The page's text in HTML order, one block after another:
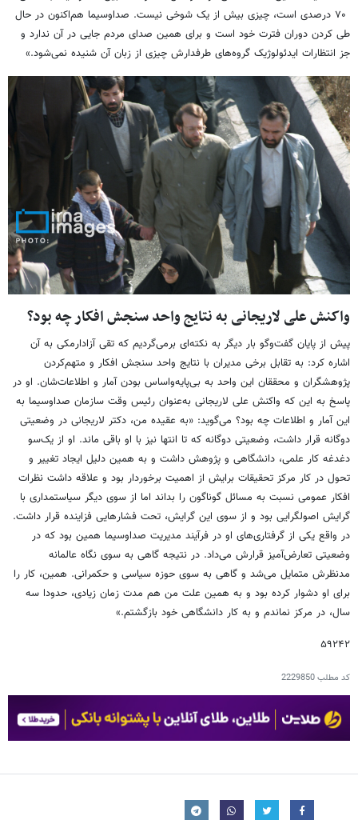
۷۰ درصدی است، چیزی بیش از یک شوخی نیست. صداوسیما هم‌اکنون در حال
طی کردن دوران فترت خود است و برای همین صدای مردم جایی در آن ندارد و
جز انتظارات ایدئولوژیک گروه‌های طرفدارش چیزی از زبان آن شنیده نمی‌شود.»
واکنش علی لاریجانی به نتایج واحد سنجش افکار چه بود؟
پیش از پایان گفت‌وگو بار دیگر به نکته‌ای برمی‌گردیم که تقی آزادارمکی به آن
اشاره کرد: به تقابل برخی مدیران با نتایج واحد سنجش افکار و متهم‌کردن
پژوهشگران و محققان این واحد به بی‌پایه‌واساس بودن آمار و اطلاعات‌شان. او در
پاسخ به این که واکنش علی لاریجانی به‌عنوان رئیس وقت سازمان صداوسیما به
این آمار و اطلاعات چه بود؟ می‌گوید: «به عقیده من، دکتر لاریجانی در وضعیتی
دوگانه قرار داشت، وضعیتی دوگانه که تا انتها نیز با او باقی ماند. او از یک‌سو
دغدغه کار علمی، دانشگاهی و پژوهش داشت و به همین دلیل ایجاد تغییر و
تحول در کار مرکز تحقیقات برایش از اهمیت برخوردار بود و علاقه داشت نظرات
افکار عمومی نسبت به مسائل گوناگون را بداند اما از سوی دیگر سیاستمداری با
گرایش اصولگرایی بود و از سوی این گرایش، تحت فشارهایی فزاینده قرار داشت.
در واقع یکی از گرفتاری‌های او در فرآیند مدیریت صداوسیما همین بود که در
وضعیتی تعارض‌آمیز قرارش می‌داد. در نتیجه گاهی به سوی نگاه عالمانه
مدنظرش متمایل می‌شد و گاهی به سوی حوزه سیاسی و حکمرانی. همین، کار را
برای او دشوار کرده بود و به همین علت من هم مدت زمان زیادی، حدودا سه
سال، در مرکز نماندم و به کار دانشگاهی خود بازگشتم.»
۵۹۲۴۲
کد مطلب2229850